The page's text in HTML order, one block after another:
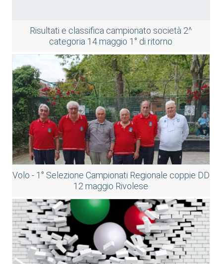
Risultati e classifica campionato società 2^
categoria 14 maggio 1° di ritorno
Volo - 1° Selezione Campionati Regionale coppie DD
12 maggio Rivolese